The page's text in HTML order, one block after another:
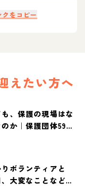
クをコピー
えたい方へ
、保護の現場はな
か｜保護団体59団
護犬・保護猫白書
りボランティアと
大変なことなど紹